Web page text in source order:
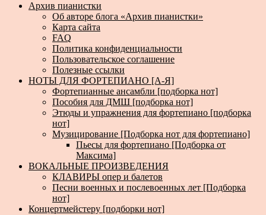
Архив пианистки
Об авторе блога «Архив пианистки»
Карта сайта
FAQ
Политика конфиденциальности
Пользовательское соглашение
Полезные ссылки
НОТЫ ДЛЯ ФОРТЕПИАНО [А-Я]
Фортепианные ансамбли [подборка нот]
Пособия для ДМШ [подборка нот]
Этюды и упражнения для фортепиано [подборка
нот]
Музицирование [Подборка нот для фортепиано]
Пьесы для фортепиано [Подборка от
Максима]
ВОКАЛЬНЫЕ ПРОИЗВЕДЕНИЯ
КЛАВИРЫ опер и балетов
Песни военных и послевоенных лет [Подборка
нот]
Концертмейстеру [подборки нот]